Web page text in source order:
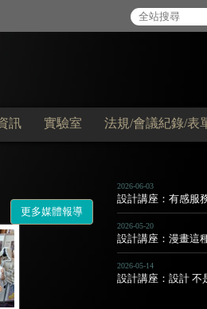
訊 實驗室 法規/會議紀錄/表
更多媒體報導
2026-06-03
設計講座：有感服
2026-05-20
設計講座：漫畫這
2026-05-14
設計講座：設計 不